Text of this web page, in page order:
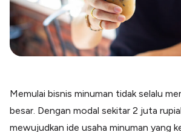
Solusi Industri
Food & Beverages
Health & Beauty
Terima Pembayaran Instan Dan CC
Memulai bisnis minuman tidak selalu
besar. Dengan modal sekitar 2 juta
mewujudkan ide usaha minuman yang